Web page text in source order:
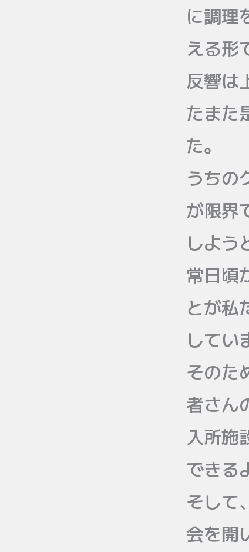
に調理
える形
反響は
たまた
た。
うちの
が限界
しよう
常日頃
とが私
してい
そのた
者さん
入所施
できる
そして
会を開